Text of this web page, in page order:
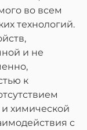
во всем
технологий.
и не
к
химической
с